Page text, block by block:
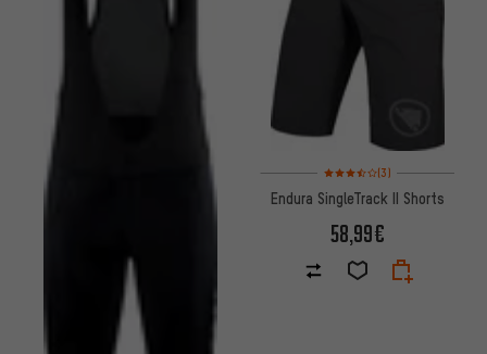
Bewertungen: 3,5 von 5
(3)
Endura SingleTrack II Shorts
58,99€